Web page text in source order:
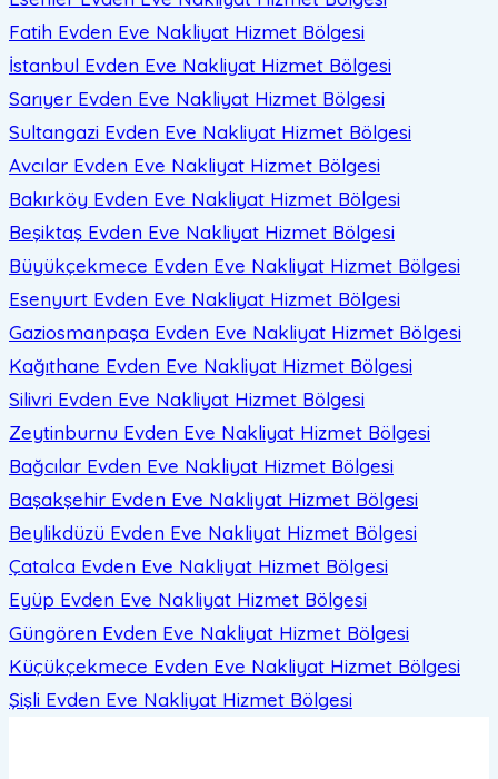
Fatih Evden Eve Nakliyat Hizmet Bölgesi
İstanbul Evden Eve Nakliyat Hizmet Bölgesi
Sarıyer Evden Eve Nakliyat Hizmet Bölgesi
Sultangazi Evden Eve Nakliyat Hizmet Bölgesi
Avcılar Evden Eve Nakliyat Hizmet Bölgesi
Bakırköy Evden Eve Nakliyat Hizmet Bölgesi
Beşiktaş Evden Eve Nakliyat Hizmet Bölgesi
Büyükçekmece Evden Eve Nakliyat Hizmet Bölgesi
Esenyurt Evden Eve Nakliyat Hizmet Bölgesi
Gaziosmanpaşa Evden Eve Nakliyat Hizmet Bölgesi
Kağıthane Evden Eve Nakliyat Hizmet Bölgesi
Silivri Evden Eve Nakliyat Hizmet Bölgesi
Zeytinburnu Evden Eve Nakliyat Hizmet Bölgesi
Bağcılar Evden Eve Nakliyat Hizmet Bölgesi
Başakşehir Evden Eve Nakliyat Hizmet Bölgesi
Beylikdüzü Evden Eve Nakliyat Hizmet Bölgesi
Çatalca Evden Eve Nakliyat Hizmet Bölgesi
Eyüp Evden Eve Nakliyat Hizmet Bölgesi
Güngören Evden Eve Nakliyat Hizmet Bölgesi
Küçükçekmece Evden Eve Nakliyat Hizmet Bölgesi
Şişli Evden Eve Nakliyat Hizmet Bölgesi